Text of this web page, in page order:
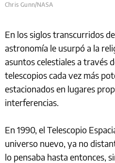
Chris Gunn/NASA
En los siglos transcurridos
astronomía le usurpó a la
asuntos celestiales a través
telescopios cada vez más
estacionados en lugares
interferencias.
En 1990, el Telescopio
universo nuevo, ya no
lo pensaba hasta entonces,